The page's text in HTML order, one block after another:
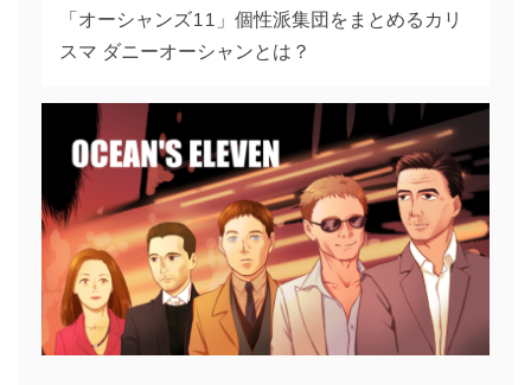
「オーシャンズ11」個性派集団をまとめるカリ
スマ ダニーオーシャンとは？